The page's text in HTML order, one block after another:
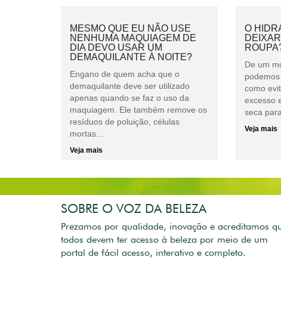
MESMO QUE EU NÃO USE
NENHUMA MAQUIAGEM DE
DIA DEVO USAR UM
DEMAQUILANTE À NOITE?
Engano de quem acha que o
demaquilante deve ser utilizado
apenas quando se faz o uso da
maquiagem. Ele também remove os
resíduos de poluição, células
mortas...
Veja mais
O
De um
como
excesso
seca
Veja mais
SOBRE O VOZ DA BELEZA
Prezamos por qualidade, inovação e acreditamos
todos devem ter acesso à beleza por meio de um
portal de fácil acesso, interativo e completo.